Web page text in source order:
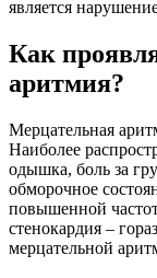
является
Как
аритмия?
Мерцательная
Наиболее
одышка, боль за
обморочное
повышенной
стенокардия –
мерцательной